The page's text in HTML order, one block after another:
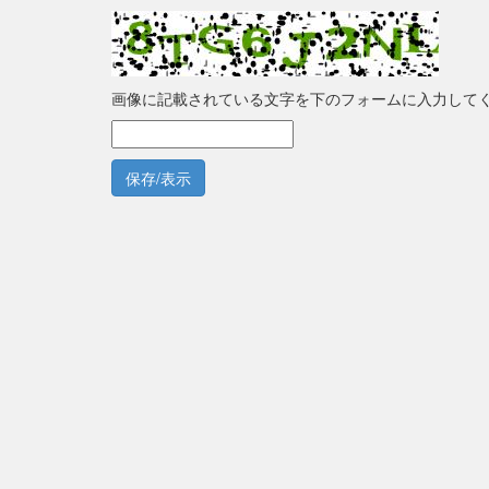
画像に記載されている文字を下のフォームに入力して
保存/表示